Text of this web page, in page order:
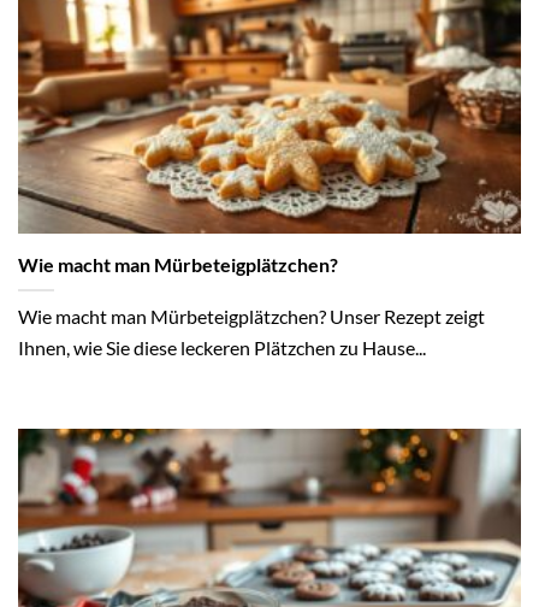
Wie macht man Mürbeteigplätzchen?
Wie macht man Mürbeteigplätzchen? Unser Rezept zeigt
Ihnen, wie Sie diese leckeren Plätzchen zu Hause...